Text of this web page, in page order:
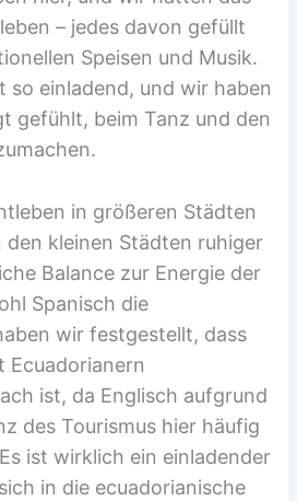
– jedes davon gefüllt
Speisen und Musik.
so einladend, und wir haben
gefühlt, beim Tanz und den
in größeren Städten
den kleinen Städten ruhiger
Balance zur Energie der
Spanisch die
wir festgestellt, dass
Ecuadorianern
ist, da Englisch aufgrund
des Tourismus hier häufig
ist wirklich ein einladender
in die ecuadorianische